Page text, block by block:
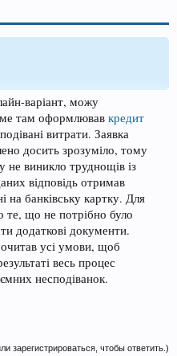
варіант, можу
там оформлював кредит
витрати. Заявка
досить зрозуміло, тому
не виникло труднощів із
відповідь отримав
на банківську картку. Для
те, що не потрібно було
додаткові документи.
усі умови, щоб
весь процес
несподіванок.
зарегистрироваться, чтобы ответить.)